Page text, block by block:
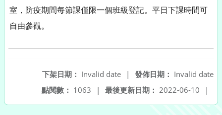
室，防疫期間每節課僅限一個班級登記。平日下課時間可
自由參觀。
發佈日期： Invalid date
下架日期： Invalid date
|
最後更新日期： 2022-06-10 |
點閱數： 1063 |